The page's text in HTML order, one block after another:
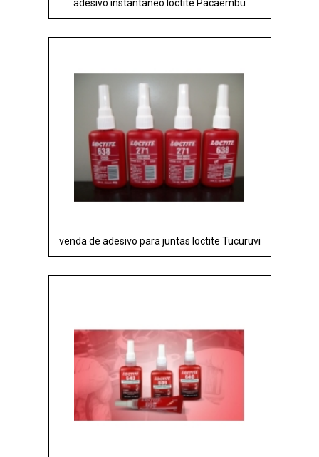
adesivo instantâneo loctite Pacaembu
venda de adesivo para juntas loctite Tucuruvi